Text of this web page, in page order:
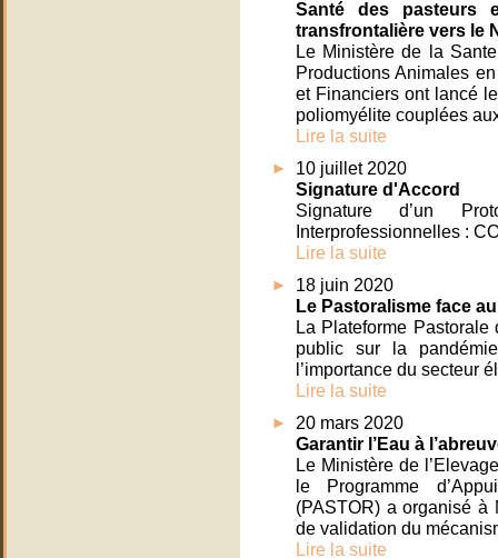
Santé des pasteurs
transfrontalière vers le
Le Ministère de la
Productions Animales
et Financiers ont lancé
poliomyélite couplées
Lire la suite
10 juillet 2020
Signature d'Accord
Signature d’un
Interprofessionnelles :
Lire la suite
18 juin 2020
Le Pastoralisme face
La Plateforme
public sur la
l’importance du secteur
Lire la suite
20 mars 2020
Garantir l’Eau à
Le Ministère de
le Programme
(PASTOR) a organisé à
de validation du
Lire la suite